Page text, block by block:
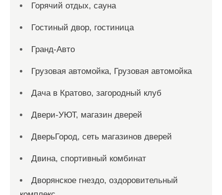
Горячий отдых, сауна
Гостиный двор, гостиница
Гранд-Авто
Грузовая автомойка, Грузовая автомойка
Дача в Кратово, загородный клуб
Двери-УЮТ, магазин дверей
ДверьГород, сеть магазинов дверей
Двина, спортивный комбинат
Дворянское гнездо, оздоровительный